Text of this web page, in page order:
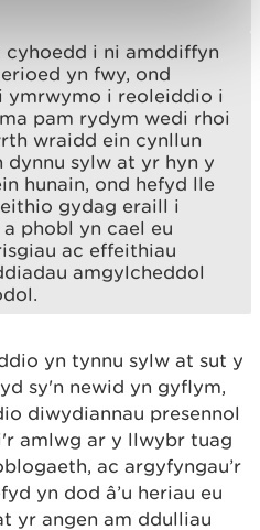
i ni amddiffyn
yn fwy, ond
ymrwymo i reoleiddio i
pam rydym wedi rhoi
wraidd ein cynllun
sylw at yr hyn y
hunain, ond hefyd lle
gydag eraill i
phobl yn cael eu
ac effeithiau
amgylcheddol
yn tynnu sylw at sut y
sy'n newid yn gyflym,
diwydiannau presennol
amlwg ar y llwybr tuag
ac argyfyngau’r
yn dod â’u heriau eu
yr angen am ddulliau